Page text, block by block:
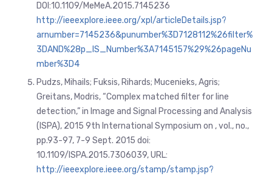
DOI:10.1109/MeMeA.2015.7145236
http://ieeexplore.ieee.org/xpl/articleDetails.jsp?
arnumber=7145236&punumber%3D7128112%26filter%
3DAND%28p_IS_Number%3A7145157%29%26pageNu
mber%3D4
Pudzs, Mihails; Fuksis, Rihards; Mucenieks, Agris;
Greitans, Modris, “Complex matched filter for line
detection,” in Image and Signal Processing and Analysis
(ISPA), 2015 9th International Symposium on , vol., no.,
pp.93-97, 7-9 Sept. 2015 doi:
10.1109/ISPA.2015.7306039, URL:
http://ieeexplore.ieee.org/stamp/stamp.jsp?